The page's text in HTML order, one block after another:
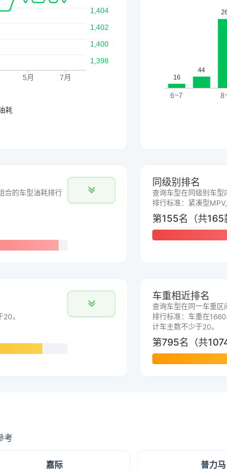
合的车型油耗排行
同级别排名
查询车型在同级别车型
排行标准：紧凑型
第155名（共165
。
车重相近排名
查询车型在同一车重区
排行标准：车重在
计车主数不少于20。
第795名（共
考
嘉际 普力马